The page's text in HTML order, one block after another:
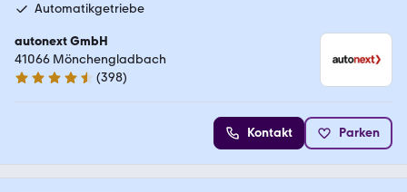
Automatikgetriebe
autonext GmbH
41066 Mönchengladbach
4.7 Sterne
(398)
Kontakt Parken